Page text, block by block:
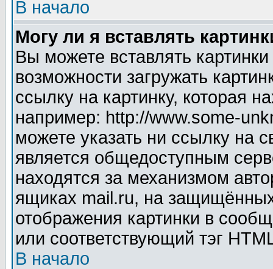
В начало
Могу ли я вставлять
Вы можете вставлять
возможности загружать
ссылку на картинку, которая
например: http://www.some-
можете указать ни ссылку на
является общедоступным
находятся за механизмом
ящиках mail.ru, на
отображения картинки в
или соответствующий тэг
В начало